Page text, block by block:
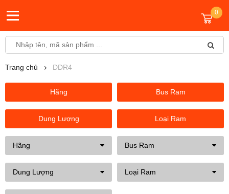
0
Trang chủ DDR4
Hãng Bus Ram
Dung Lượng Loại Ram
Hãng Bus Ram
Dung Lượng Loại Ram